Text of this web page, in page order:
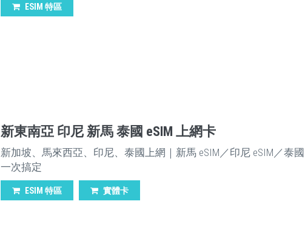
ESIM 特區
新東南亞 印尼 新馬 泰國 eSIM 上網卡
新加坡、馬來西亞、印尼、泰國上網｜新馬 eSIM／印尼 eSIM／泰國
一次搞定
ESIM 特區 實體卡